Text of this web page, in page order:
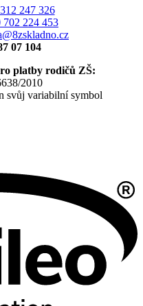
247 326
702 224 453
07 104
platby rodičů ZŠ:
2010
svůj variabilní symbol